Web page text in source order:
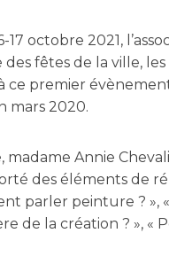
17 octobre 2021,
des fêtes de la ville,
ce premier
mars 2020.
madame Annie
des éléments
parler peinture ?
de la création ? », «